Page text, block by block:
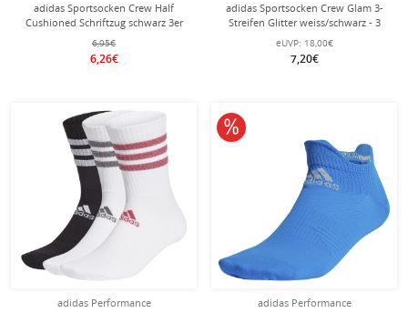
adidas Sportsocken Crew Half
Cushioned Schriftzug schwarz 3er
6,95€
6,26€
adidas Sportsocken Crew Glam 3-
Streifen Glitter weiss/schwarz - 3
Paar
eUVP: 18,00€
7,20€
adidas Performance
adidas Performance
10% reduziert